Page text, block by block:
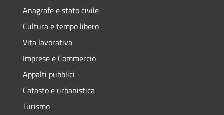
Anagrafe e stato civile
Cultura e tempo libero
Vita lavorativa
Imprese e Commercio
Appalti pubblici
Catasto e urbanistica
Turismo